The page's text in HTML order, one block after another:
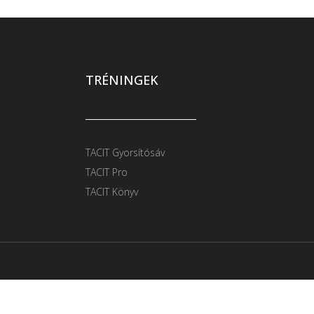
TRÉNINGEK
TACIT Gyorsítósáv
TACIT Pro
TACIT Könyv